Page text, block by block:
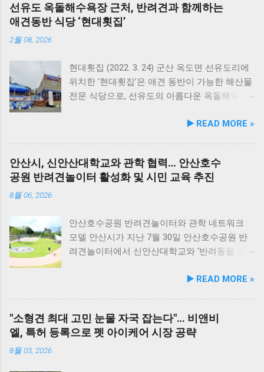
강 고민을 식사만으로 간편하게 관리할 수 있도
록 설계된 점이 핵심이다. 기존 레시피의 기호
수 있는 데일리 영양 케어 제품으로 업그레이드
됐다. 리뉴얼 라인업은 국내산 닭가슴살을 베이
스로 영역별 기능성 성분을 더한 4종으로 구성
홍합, 보스웰리아, 상어 연골을 배합해 관절과
슬을 배합해 눈 건강과 항산화를 돕는다. 닭가슴
살&연어 빛나는 피모 : 오메가-3가 풍부한 연어
토마토, 타우린, L-카르니틴을 조합해 활력과 체
력 컨디션 유지에 중점을 두었다. 100% 휴먼그
레이드 및 AAFCO 주식 영양 기준 충족 듀먼 케
이드 원료만을 사용한다. 특히 미국 사료관리협
영양제 추가 없이 주식으로 급여가 가능하다. 생
산 과정에서는 겔화제, 산화방지제, 착색료 등 8
선유도 옥돌해수욕장 근처, 반려견과 함께하는
애견동반 식당 ‘현대횟집’
2월 08, 2026
현대횟집 (2022. 3. 24) 군산 옥도면 선유도리에
위치한 ‘현대횟집’은 애견 동반이 가능한 해산물
전문 식당으로, 선유도의 아름다운 옥돌해수욕
즐기기에 안성맞춤인 곳입니다. 옥돌해수욕장
지요. 옥돌해수욕장 풍경 현대횟집은 해수욕장
입구 부근에 자리해 있어 산책 후 편안하게 식사
동물과의 외출 시 식당 선택에 고민이 적어지는
장점이 있습니다. 포근한 계절에는 야외에서 선
유항의 조용한 풍경을 감상하며 식사하는 것도
은 싱싱한 활어 광어가 푸짐하게 올라가 있어 신
충분히 만족스러운 한 끼가 됩니다. 군산 고군산
군도 여행을 더욱 풍성하게 만드는 든든한 식사
▶️ READ MORE »
안산시, 신안산대학교와 관학 협력… 안산호수
공원 반려견놀이터 활성화 및 시민 교육 추진
8월 06, 2026
안산호수공원 반려견놀이터와 관학 네트워크
모델 안산시가 지난 7월 30일 안산호수공원 반
려견놀이터에서 신안산대학교와 ‘반려동물 문
이번 협약은 안산시의 풍부한 행정 자원과 신안
한 차원 끌어올리기 위해 추진됐다. 관학 협력을
통한 올바른 반려문화 정착 및 갈등 해소 안산시
▶️ READ MORE »
"소형견 최대 고민 눈물 자국 잡는다"… 비앤비
엘, 특허 등록으로 펫 아이케어 시장 공략
8월 03, 2026